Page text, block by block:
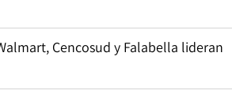
Cencosud y Falabella lideran